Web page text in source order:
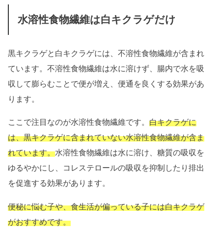
水溶性食物繊維は白キクラゲだけ
黒キクラゲと白キクラゲには、不溶性食物繊維が含まれ
ています。不溶性食物繊維は水に溶けず、腸内で水を吸
収して膨らむことで便が増え、便通を良くする効果があ
ります。
ここで注目なのが水溶性食物繊維です。白キクラゲに
は、黒キクラゲに含まれていない水溶性食物繊維が含ま
れています。水溶性食物繊維は水に溶け、糖質の吸収を
ゆるやかにし、コレステロールの吸収を抑制したり排出
を促進する効果があります。
便秘に悩む子や、食生活が偏っている子には白キクラゲ
がおすすめです。